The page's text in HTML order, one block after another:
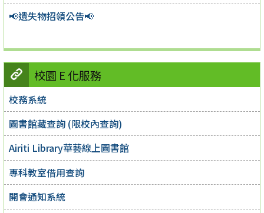
📢遺失物招領公告📢
校園 E 化服務
校務系統
圖書館藏查詢 (限校內查詢)
Airiti Library華藝線上圖書館
專科教室借用查詢
開會通知系統